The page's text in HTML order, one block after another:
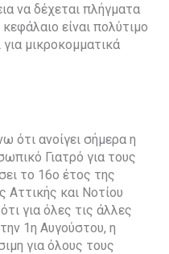
να δέχεται πλήγματα
είναι πολύτιμο
μικροκομματικά
ότι ανοίγει σήμερα η
Γιατρό για τους
το 16ο έτος της
Αττικής και Νοτίου
για όλες τις άλλες
1η Αυγούστου, η
για όλους τους